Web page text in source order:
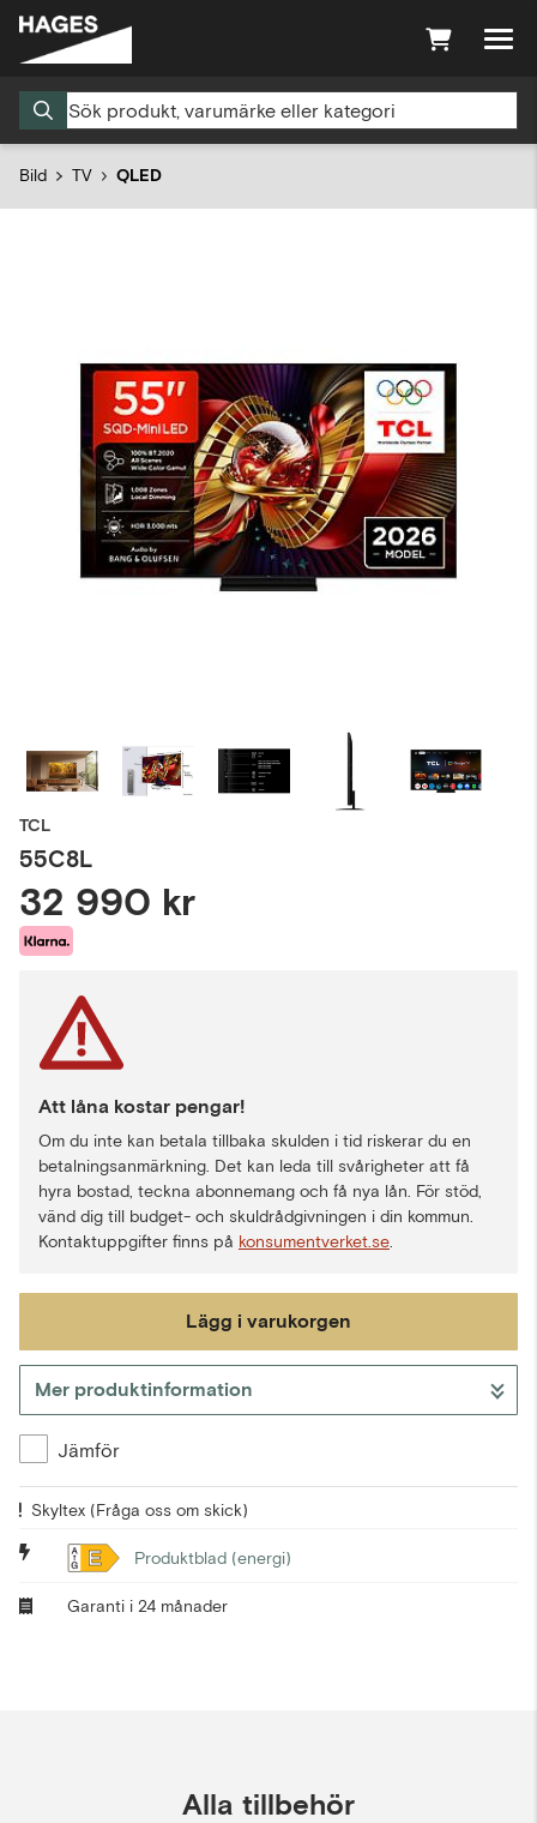
Bild TV QLED
TCL
55C8L
32 990 kr
Att låna kostar pengar!
Om du inte kan betala tillbaka skulden i tid riskerar du en
betalningsanmärkning. Det kan leda till svårigheter att få
hyra bostad, teckna abonnemang och få nya lån. För stöd,
vänd dig till budget- och skuldrådgivningen i din kommun.
Kontaktuppgifter finns på konsumentverket.se
Lägg i varukorgen
Gå till kassan
Mer produktinformation
Jämför
Skyltex (Fråga oss om skick)
E Produktblad (energi)
Garanti i 24 månader
Alla tillbehör